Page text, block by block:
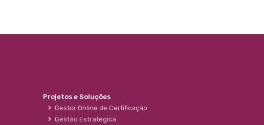
Projetos e Soluções
Gestor Online de Certificação
Gestão Estratégica